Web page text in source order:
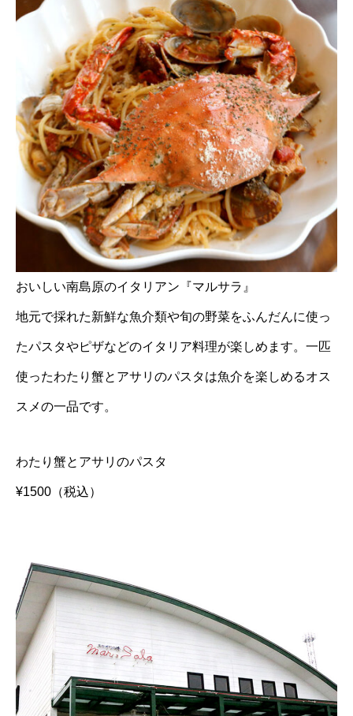
おいしい南島原のイタリアン『マルサラ』
地元で採れた新鮮な魚介類や旬の野菜をふんだんに使っ
たパスタやピザなどのイタリア料理が楽しめます。一匹
使ったわたり蟹とアサリのパスタは魚介を楽しめるオス
スメの一品です。
わたり蟹とアサリのパスタ
¥1500（税込）